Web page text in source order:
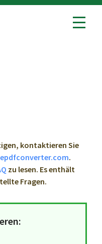
kontaktieren Sie
.com.
zu lesen. Es enthält
Fragen.